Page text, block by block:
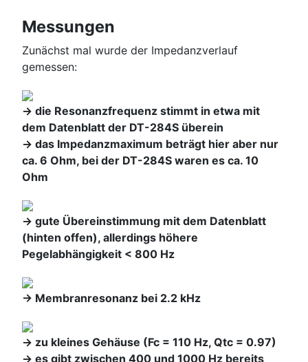
Messungen
Zunächst mal wurde der Impedanzverlauf
gemessen:
-> die Resonanzfrequenz stimmt in etwa mit
dem Datenblatt der DT-284S überein
-> das Impedanzmaximum beträgt hier aber nur
ca. 6 Ohm, bei der DT-284S waren es ca. 10
Ohm
-> gute Übereinstimmung mit dem Datenblatt
(hinten offen), allerdings höhere
Pegelabhängigkeit < 800 Hz
-> Membranresonanz bei 2.2 kHz
-> zu kleines Gehäuse (Fc = 110 Hz, Qtc = 0.97)
-> es gibt zwischen 400 und 1000 Hz bereits